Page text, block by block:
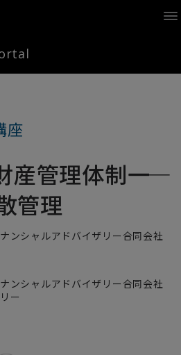
座
管理体制――一
管理
ンシャルアドバイザリー合同会社
ンシャルアドバイザリー合同会社
ー